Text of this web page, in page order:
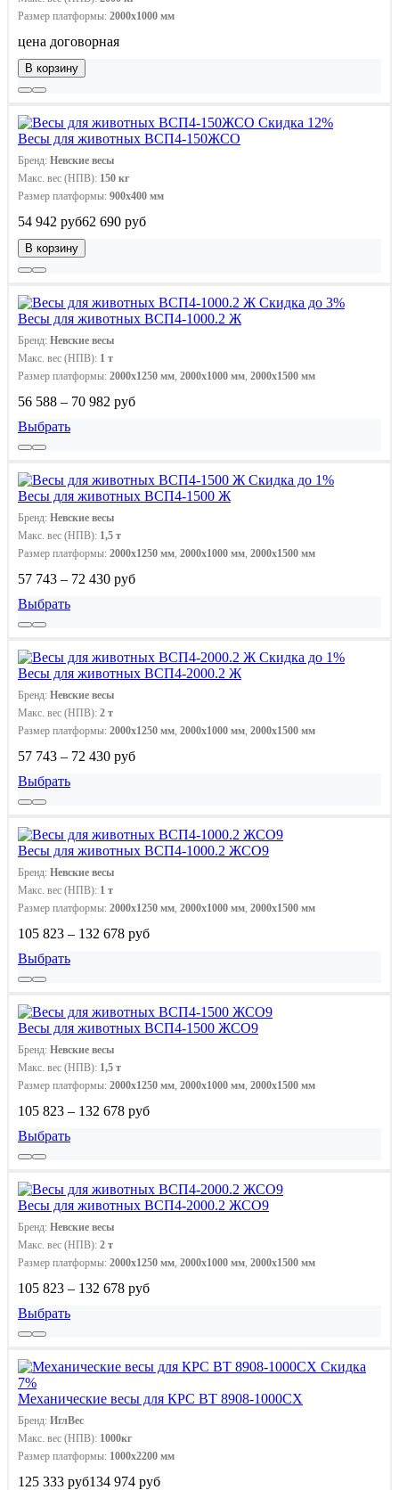
Размер платформы: 2000х1000 мм
цена договорная
В корзину
Скидка 12%
Весы для животных ВСП4-150ЖСО
Бренд: Невские весы
Макс. вес (НПВ): 150 кг
Размер платформы: 900х400 мм
54 942 руб62 690 руб
В корзину
Скидка до 3%
Весы для животных ВСП4-1000.2 Ж
Бренд: Невские весы
Макс. вес (НПВ): 1 т
Размер платформы: 2000x1250 мм, 2000х1000 мм, 2000х1500 мм
56 588 – 70 982 руб
Выбрать
Скидка до 1%
Весы для животных ВСП4-1500 Ж
Бренд: Невские весы
Макс. вес (НПВ): 1,5 т
Размер платформы: 2000x1250 мм, 2000х1000 мм, 2000х1500 мм
57 743 – 72 430 руб
Выбрать
Скидка до 1%
Весы для животных ВСП4-2000.2 Ж
Бренд: Невские весы
Макс. вес (НПВ): 2 т
Размер платформы: 2000x1250 мм, 2000х1000 мм, 2000х1500 мм
57 743 – 72 430 руб
Выбрать
Весы для животных ВСП4-1000.2 ЖСО9
Бренд: Невские весы
Макс. вес (НПВ): 1 т
Размер платформы: 2000x1250 мм, 2000х1000 мм, 2000х1500 мм
105 823 – 132 678 руб
Выбрать
Весы для животных ВСП4-1500 ЖСО9
Бренд: Невские весы
Макс. вес (НПВ): 1,5 т
Размер платформы: 2000x1250 мм, 2000х1000 мм, 2000х1500 мм
105 823 – 132 678 руб
Выбрать
Весы для животных ВСП4-2000.2 ЖСО9
Бренд: Невские весы
Макс. вес (НПВ): 2 т
Размер платформы: 2000x1250 мм, 2000х1000 мм, 2000х1500 мм
105 823 – 132 678 руб
Выбрать
Скидка
7%
Механические весы для КРС ВТ 8908-1000СХ
Бренд: ИглВес
Макс. вес (НПВ): 1000кг
Размер платформы: 1000х2200 мм
125 333 руб134 974 руб